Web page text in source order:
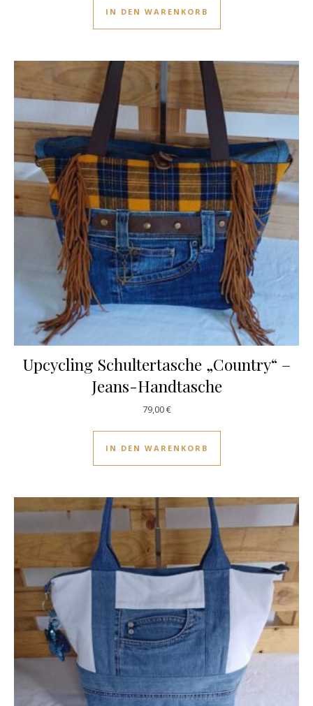
IN DEN WARENKORB
Upcycling Schultertasche „Country“ –
Jeans-Handtasche
79,00€
IN DEN WARENKORB